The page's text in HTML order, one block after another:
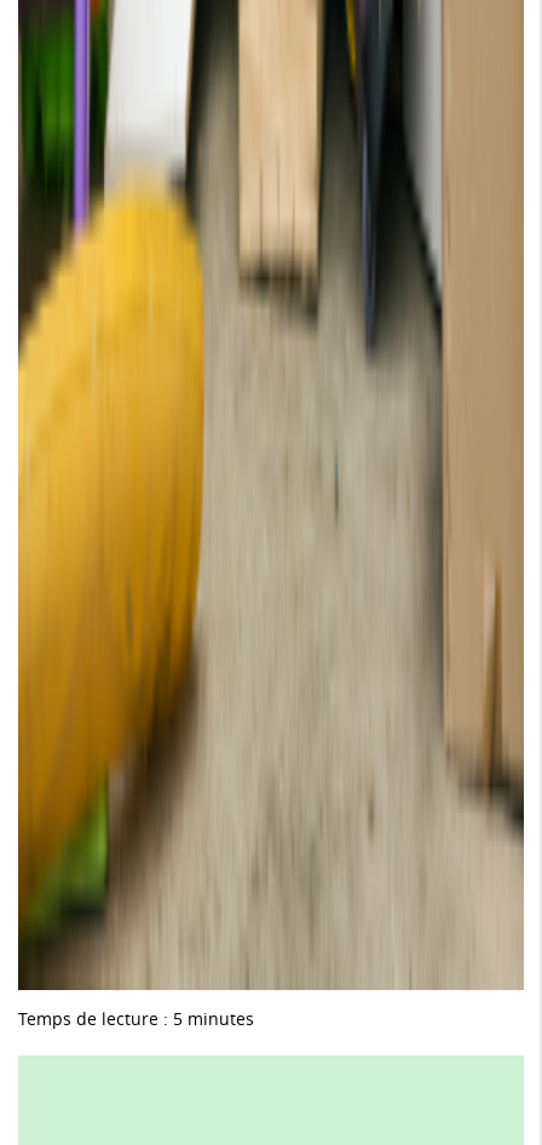
Temps de lecture : 5 minutes